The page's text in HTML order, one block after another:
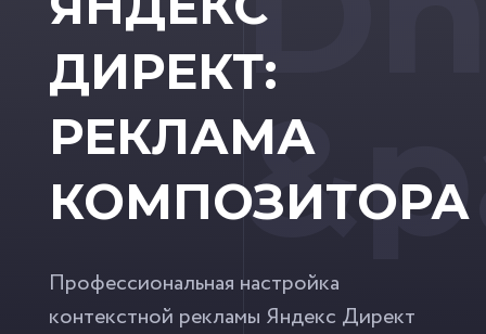
ДИРЕКТ:
РЕКЛАМА
КОМПОЗИТОРА
Профессиональная настройка
контекстной рекламы Яндекс Директ